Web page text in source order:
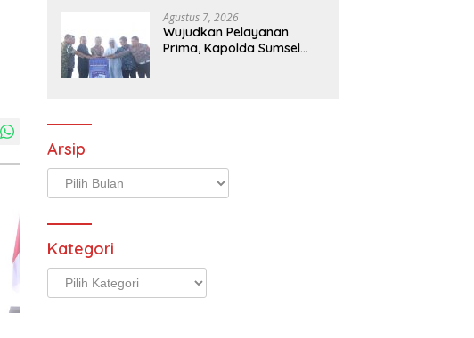
Agustus 7, 2026
Wujudkan Pelayanan
Prima, Kapolda Sumsel
Arsip
Arsip
Kategori
Kategori